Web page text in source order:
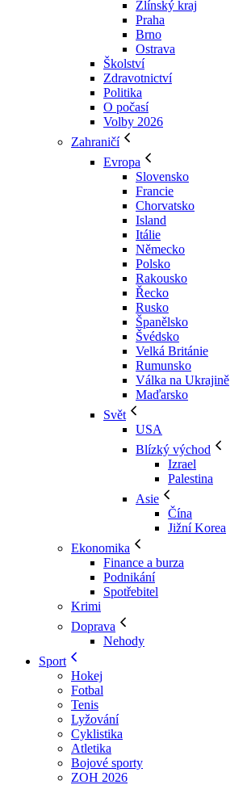
Zlínský kraj
Praha
Brno
Ostrava
Školství
Zdravotnictví
Politika
O počasí
Volby 2026
Zahraničí
Evropa
Slovensko
Francie
Chorvatsko
Island
Itálie
Německo
Polsko
Rakousko
Řecko
Rusko
Španělsko
Švédsko
Velká Británie
Rumunsko
Válka na Ukrajině
Maďarsko
Svět
USA
Blízký východ
Izrael
Palestina
Asie
Čína
Jižní Korea
Ekonomika
Finance a burza
Podnikání
Spotřebitel
Krimi
Doprava
Nehody
Sport
Hokej
Fotbal
Tenis
Lyžování
Cyklistika
Atletika
Bojové sporty
ZOH 2026